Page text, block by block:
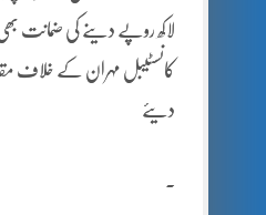
لاکھ روپے دینے کی ضمانت بھی
کانسٹیبل مہران کے خلاف
دیئے